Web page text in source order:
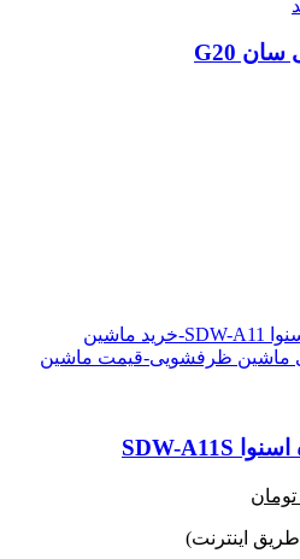
94,610,000 تومان
تومان
92,700,000 تومان.